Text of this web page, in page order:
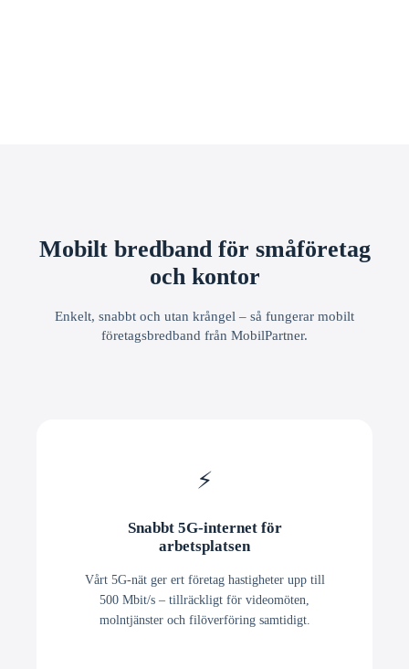
Mobilt bredband för småföretag
och kontor
Enkelt, snabbt och utan krångel – så fungerar mobilt
företagsbredband från MobilPartner.
⚡
Snabbt 5G-internet för
arbetsplatsen
Vårt 5G-nät ger ert företag hastigheter upp till
500 Mbit/s – tillräckligt för videomöten,
molntjänster och filöverföring samtidigt.